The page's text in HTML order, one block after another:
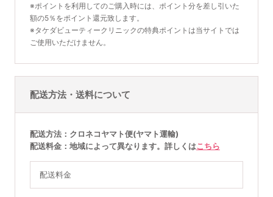
※ポイントを利用してのご購入時には、ポイント分を差し引いた
額の5％をポイント還元致します。
※タケダビューティークリニックの特典ポイントは当サイトでは
ご使用いただけません。
配送方法・送料について
配送方法
クロネコヤマト便(ヤマト運輸)
配送料金
地域によって異なります。詳しくはこちら
配送料金